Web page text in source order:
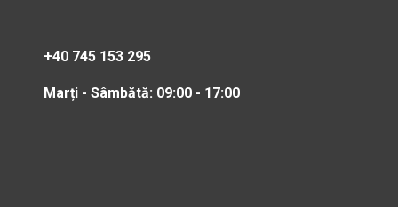
+40 745 153 295
Marți - Sâmbătă: 09:00 - 17:00